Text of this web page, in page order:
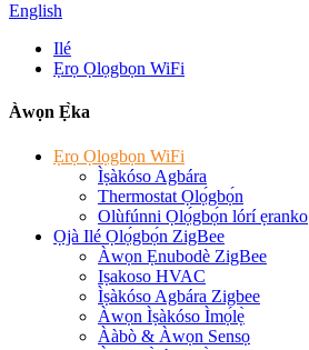
English
Ilé
Ẹrọ Ọlọgbọn WiFi
Àwọn Ẹ̀ka
Ẹrọ Ọlọgbọn WiFi
Ìṣàkóso Agbára
Thermostat Ọlọ́gbọ́n
Olùfúnni Ọlọ́gbọ́n lórí ẹranko
Ọjà Ilé Ọlọ́gbọ́n ZigBee
Àwọn Ẹnubodè ZigBee
Iṣakoso HVAC
Ìṣàkóso Agbára Zigbee
Àwọn Ìṣàkóso Ìmọ́lẹ̀
Ààbò & Àwọn Sensọ